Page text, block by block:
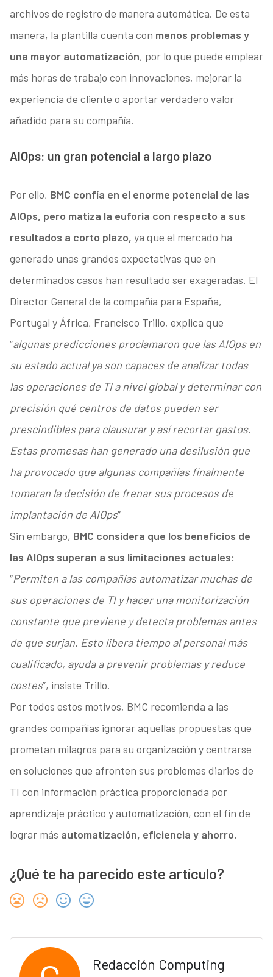
archivos de registro de manera automática. De esta
manera, la plantilla cuenta con menos problemas y
una mayor automatización, por lo que puede emplear
más horas de trabajo con innovaciones, mejorar la
experiencia de cliente o aportar verdadero valor
añadido para su compañía.
AIOps: un gran potencial a largo plazo
Por ello, BMC confía en el enorme potencial de las
AIOps, pero matiza la euforia con respecto a sus
resultados a corto plazo, ya que el mercado ha
generado unas grandes expectativas que en
determinados casos han resultado ser exageradas. El
Director General de la compañía para España,
Portugal y África, Francisco Trillo, explica que
“algunas predicciones proclamaron que las AIOps en
su estado actual ya son capaces de analizar todas
las operaciones de TI a nivel global y determinar con
precisión qué centros de datos pueden ser
prescindibles para clausurar y así recortar gastos.
Estas promesas han generado una desilusión que
ha provocado que algunas compañías finalmente
tomaran la decisión de frenar sus procesos de
implantación de AIOps”
Sin embargo, BMC considera que los beneficios de
las AIOps superan a sus limitaciones actuales:
“Permiten a las compañías automatizar muchas de
sus operaciones de TI y hacer una monitorización
constante que previene y detecta problemas antes
de que surjan. Esto libera tiempo al personal más
cualificado, ayuda a prevenir problemas y reduce
costes”, insiste Trillo.
Por todos estos motivos, BMC recomienda a las
grandes compañías ignorar aquellas propuestas que
prometan milagros para su organización y centrarse
en soluciones que afronten sus problemas diarios de
TI con información práctica proporcionada por
aprendizaje práctico y automatización, con el fin de
lograr más automatización, eficiencia y ahorro.
¿Qué te ha parecido este artículo?
Redacción Computing